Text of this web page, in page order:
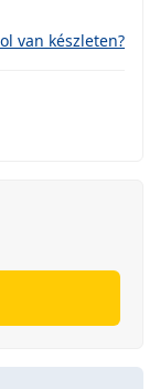
van készleten?